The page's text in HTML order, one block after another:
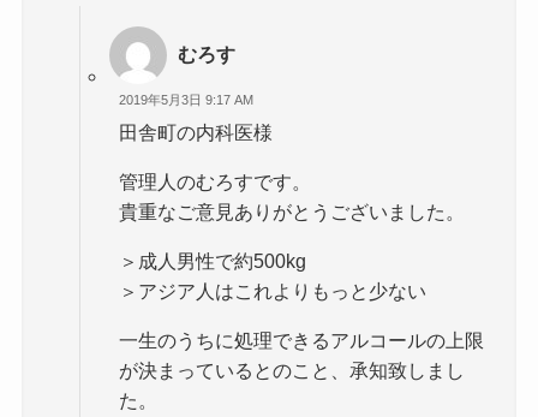
むろす
2019年5月3日 9:17 AM
田舎町の内科医様
管理人のむろすです。
貴重なご意見ありがとうございました。
＞成人男性で約500kg
＞アジア人はこれよりもっと少ない
一生のうちに処理できるアルコールの上限
が決まっているとのこと、承知致しまし
た。